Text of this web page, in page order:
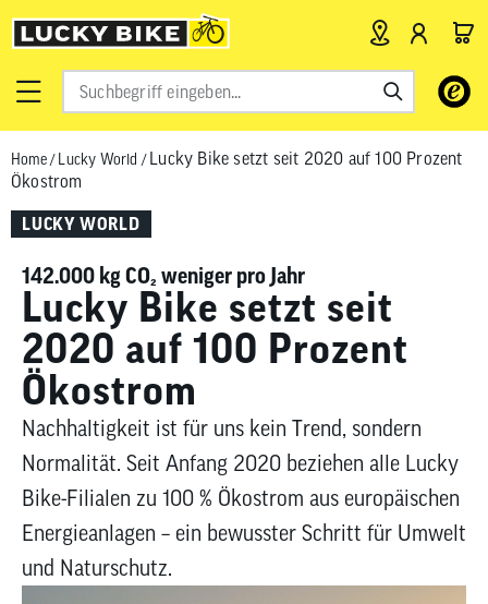
Verwende
Pfeile
nach
die
um
zum
Home/ Lucky World /Lucky Bike setzt seit 2020 auf 100 Prozent
Ökostrom
LUCKY WORLD
142.000 kg CO₂ weniger pro Jahr
Lucky Bike setzt seit
2020 auf 100 Prozent
Ökostrom
Nachhaltigkeit ist für uns kein Trend, sondern
Normalität. Seit Anfang 2020 beziehen alle Lucky
Bike-Filialen zu 100 % Ökostrom aus europäischen
Energieanlagen – ein bewusster Schritt für Umwelt
und Naturschutz.